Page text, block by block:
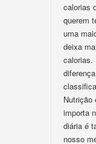
calorias
querem
uma
deixa
calorias.
Nutrição
importa
diária é
nosso